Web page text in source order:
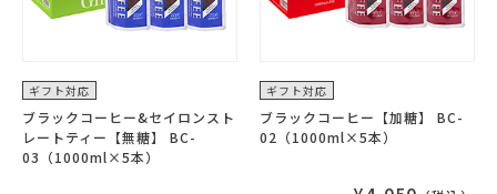
ギフト対応
ブラックコーヒー&セイロンスト
レートティー【無糖】 BC-
03（1000ml×5本）
ギフト対応
ブラックコーヒー【加糖】 BC-
02（1000ml×5本）